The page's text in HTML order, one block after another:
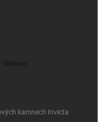
1000mm
kamnech Invicta